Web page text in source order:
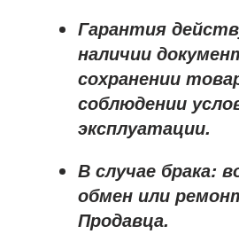
Гарантия
наличии
сохранении
соблюдении
эксплуатации.
В случае брака:
обмен или
Продавца.